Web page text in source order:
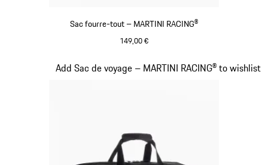
Sac fourre-tout – MARTINI RACING®
149,00 €
Add Sac de voyage – MARTINI RACING® to wishlist
Diapositive 19 sur 20